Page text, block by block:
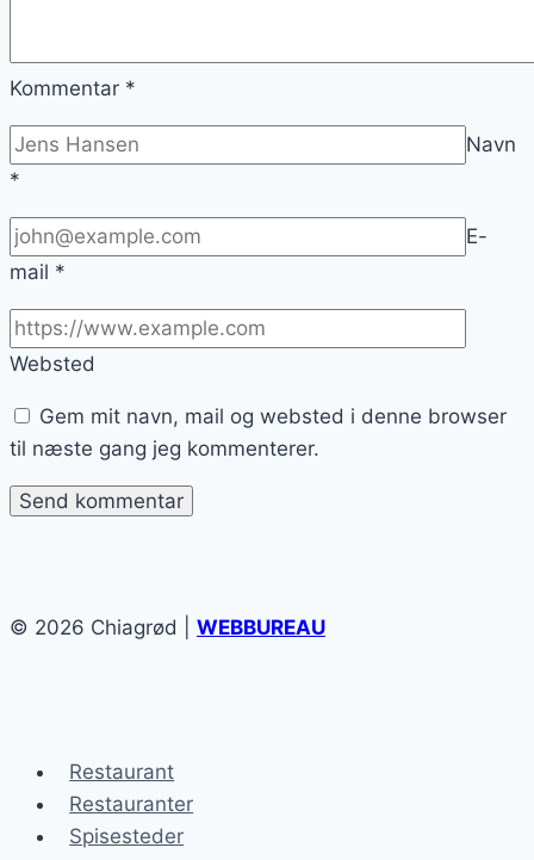
Kommentar *
Navn
*
E-
mail *
Websted
Gem mit navn, mail og websted i denne browser
til næste gang jeg kommenterer.
© 2026 Chiagrød | WEBBUREAU
Restaurant
Restauranter
Spisesteder